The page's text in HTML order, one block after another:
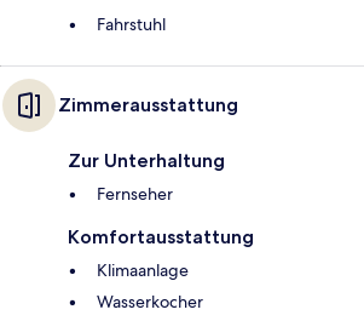
Fahrstuhl
Zimmerausstattung
Zur Unterhaltung
Fernseher
Komfortausstattung
Klimaanlage
Wasserkocher